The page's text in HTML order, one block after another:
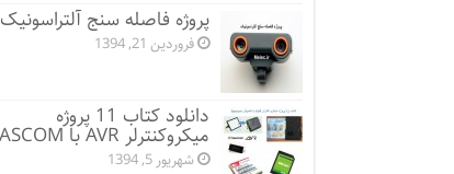
پروژه فاصله سنج آلتراسونیک
فروردین 21, 1394
دانلود کتاب 11 پروژه
میکروکنترلر AVR با BASCOM
شهریور 5, 1394